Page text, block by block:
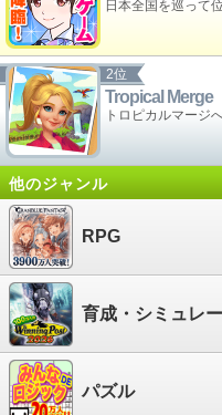
日本全国を巡って
2位
Tropical Merge
トロピカルマージ
他のジャンル
RPG
育成・シミュレ
パズル